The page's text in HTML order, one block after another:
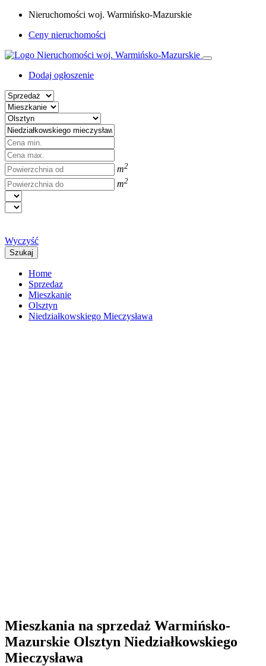
Nieruchomości woj. Warmińsko-Mazurskie
Ceny nieruchomości
Dodaj ogłoszenie
m2
m2
Wyczyść
Szukaj
Home
Sprzedaz
Mieszkanie
Olsztyn
Niedziałkowskiego Mieczysława
Mieszkania na sprzedaż Warmińsko-
Mazurskie Olsztyn Niedziałkowskiego
Mieczysława